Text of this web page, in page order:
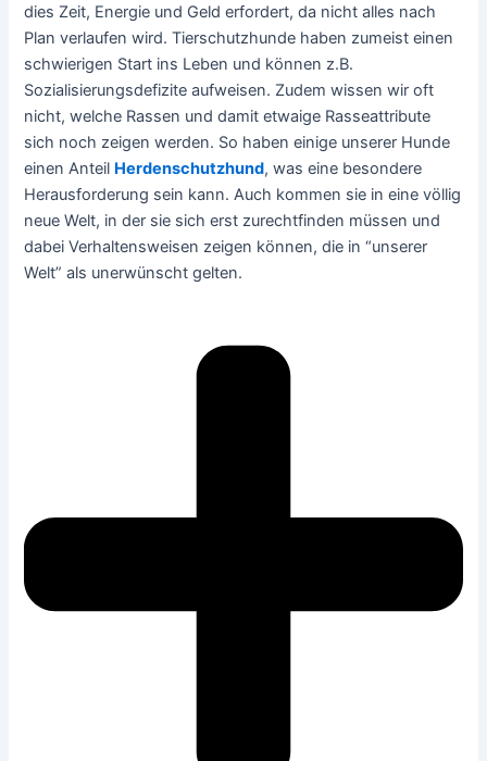
dies Zeit, Energie und Geld erfordert, da nicht alles nach
Plan verlaufen wird. Tierschutzhunde haben zumeist einen
schwierigen Start ins Leben und können z.B.
Sozialisierungsdefizite aufweisen. Zudem wissen wir oft
nicht, welche Rassen und damit etwaige Rasseattribute
sich noch zeigen werden. So haben einige unserer Hunde
einen Anteil Herdenschutzhund, was eine besondere
Herausforderung sein kann. Auch kommen sie in eine völlig
neue Welt, in der sie sich erst zurechtfinden müssen und
dabei Verhaltensweisen zeigen können, die in “unserer
Welt” als unerwünscht gelten.